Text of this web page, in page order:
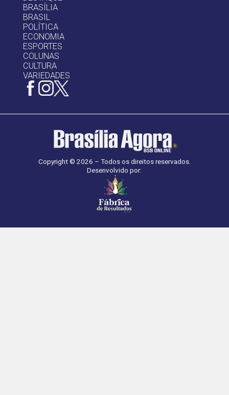
BRASÍLIA
BRASIL
POLÍTICA
ECONOMIA
ESPORTES
COLUNAS
CULTURA
VARIEDADES
Copyright © 2026 – Todos os direitos reservados.
Desenvolvido por: